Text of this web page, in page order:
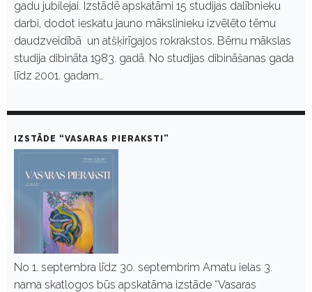
gadu jubilejai. Izstādē apskatāmi 15 studijas dalībnieku
darbi, dodot ieskatu jauno mākslinieku izvēlēto tēmu
daudzveidībā un atšķirīgajos rokrakstos. Bērnu mākslas
studija dibināta 1983. gadā. No studijas dibināšanas gada
līdz 2001. gadam…
IZSTĀDE “VASARAS PIERAKSTI”
No 1. septembra līdz 30. septembrim Amatu ielas 3.
nama skatlogos būs apskatāma izstāde “Vasaras